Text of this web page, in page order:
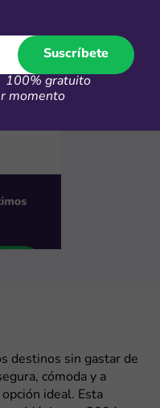
destinos sin gastar de
cómoda y a
ideal. Esta
Suscríbete
100% gratuito
momento